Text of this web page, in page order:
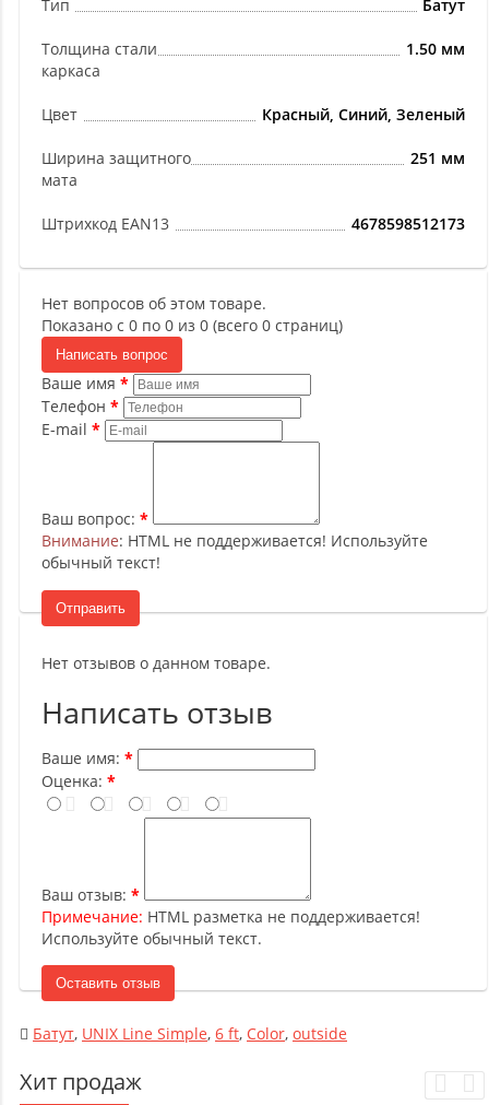
Тип Батут
Толщина стали
каркаса
1.50 мм
Цвет Красный, Синий, Зеленый
Ширина защитного
мата
251 мм
Штрихкод EAN13 4678598512173
Нет вопросов об этом товаре.
Показано с 0 по 0 из 0 (всего 0 страниц)
Написать вопрос
Ваше имя
Телефон
E-mail
Ваш вопрос:
Внимание: HTML не поддерживается! Используйте
обычный текст!
Отправить
Нет отзывов о данном товаре.
Написать отзыв
Ваше имя:
Оценка:
Ваш отзыв:
Примечание: HTML разметка не поддерживается!
Используйте обычный текст.
Оставить отзыв
Батут, UNIX Line Simple, 6 ft, Color, outside
Хит продаж